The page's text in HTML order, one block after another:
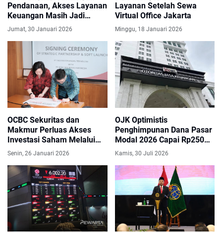
Pendanaan, Akses Layanan
Keuangan Masih Jadi
Kendala Utama
Jumat, 30 Januari 2026
Layanan Setelah Sewa
Virtual Office Jakarta
Minggu, 18 Januari 2026
OCBC Sekuritas dan
Makmur Perluas Akses
Investasi Saham Melalui
Kemitraan Strategis
Senin, 26 Januari 2026
OJK Optimistis
Penghimpunan Dana Pasar
Modal 2026 Capai Rp250
Triliun, Realisasi Sudah
Tembus Rp125,74 Triliun
Kamis, 30 Juli 2026